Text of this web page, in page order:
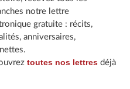
notre lettre
gratuite : récits,
anniversaires,
toutes nos lettresdéjà